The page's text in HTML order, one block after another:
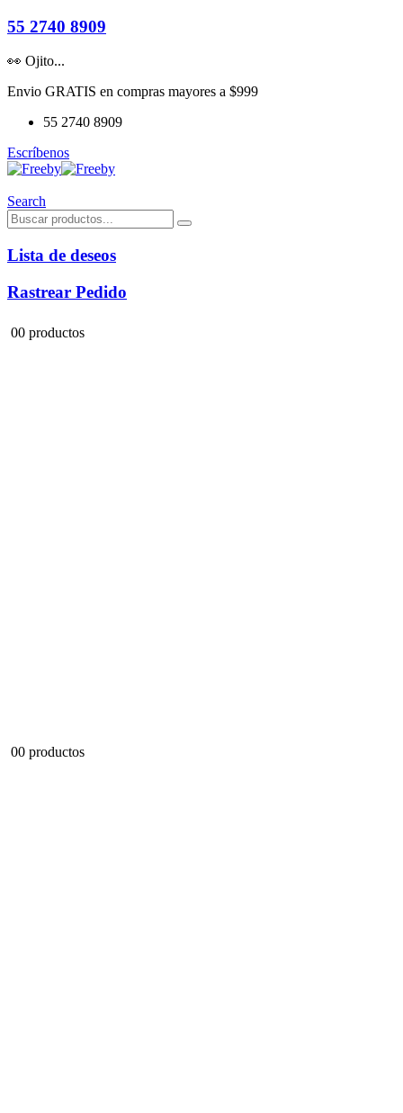
55 2740 8909
👀 Ojito...
Envio GRATIS en compras mayores a $999
55 2740 8909
Escríbenos
Search
Lista de deseos
Rastrear Pedido
00 productos
00 productos